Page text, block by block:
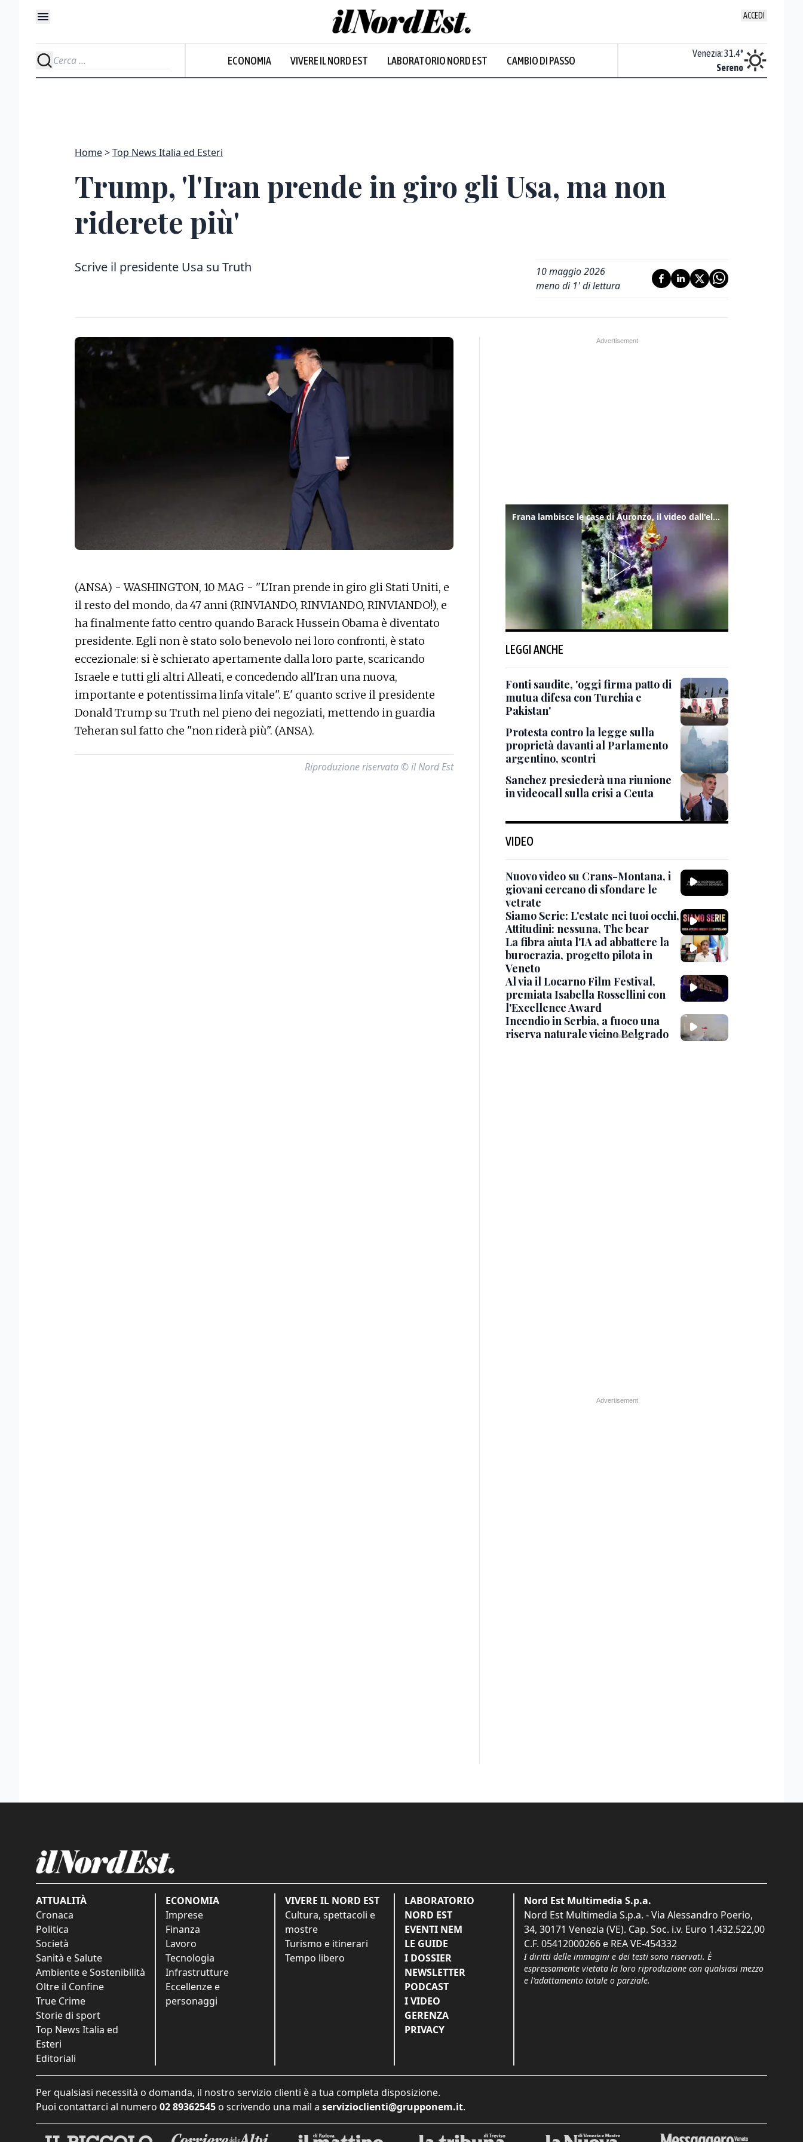
ACCEDI
ECONOMIA VIVERE IL NORD EST LABORATORIO NORD EST CAMBIO DI PASSO
Prevalentemente soleggiato
Venezia:31.4°
Sereno
Home Top News Italia ed Esteri
Trump, 'l'Iran prende in giro gli Usa, ma non
riderete più'
Scrive il presidente Usa su Truth
10 maggio 2026
meno di 1' di lettura
(ANSA) - WASHINGTON, 10 MAG - "L'Iran prende in giro gli Stati Uniti, e
il resto del mondo, da 47 anni (RINVIANDO, RINVIANDO, RINVIANDO!), e
ha finalmente fatto centro quando Barack Hussein Obama è diventato
presidente. Egli non è stato solo benevolo nei loro confronti, è stato
eccezionale: si è schierato apertamente dalla loro parte, scaricando
Israele e tutti gli altri Alleati, e concedendo all'Iran una nuova,
importante e potentissima linfa vitale". E' quanto scrive il presidente
Donald Trump su Truth nel pieno dei negoziati, mettendo in guardia
Teheran sul fatto che "non riderà più". (ANSA).
Riproduzione riservata © il Nord Est
Frana lambisce le case di Auronzo, il video dall'elicottero dei vigili del fuoco
LEGGI ANCHE
Fonti saudite, 'oggi firma patto di
mutua difesa con Turchia e
Pakistan'
Protesta contro la legge sulla
proprietà davanti al Parlamento
argentino, scontri
Sanchez presiederà una riunione
in videocall sulla crisi a Ceuta
VIDEO
Nuovo video su Crans-Montana, i
giovani cercano di sfondare le
vetrate
Siamo Serie: L'estate nei tuoi occhi,
Attitudini: nessuna, The bear
La fibra aiuta l'IA ad abbattere la
burocrazia, progetto pilota in
Veneto
Al via il Locarno Film Festival,
premiata Isabella Rossellini con
l'Excellence Award
Incendio in Serbia, a fuoco una
riserva naturale vicino Belgrado
ATTUALITÀ
Cronaca
Politica
Società
Sanità e Salute
Ambiente e Sostenibilità
Oltre il Confine
True Crime
Storie di sport
Top News Italia ed
Esteri
Editoriali
ECONOMIA
Imprese
Finanza
Lavoro
Tecnologia
Infrastrutture
Eccellenze e
personaggi
VIVERE IL NORD EST
Cultura, spettacoli e
mostre
Turismo e itinerari
Tempo libero
LABORATORIO
NORD EST
EVENTI NEM
LE GUIDE
I DOSSIER
NEWSLETTER
PODCAST
I VIDEO
GERENZA
PRIVACY
Nord Est Multimedia S.p.a.
Nord Est Multimedia S.p.a. - Via Alessandro Poerio,
34, 30171 Venezia (VE). Cap. Soc. i.v. Euro 1.432.522,00
C.F. 05412000266 e REA VE-454332
I diritti delle immagini e dei testi sono riservati. È
espressamente vietata la loro riproduzione con qualsiasi mezzo
e l'adattamento totale o parziale.
Per qualsiasi necessità o domanda, il nostro servizio clienti è a tua completa disposizione.
Puoi contattarci al numero 02 89362545 o scrivendo una mail a servizioclienti@grupponem.it.